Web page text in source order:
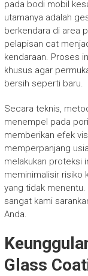
pada bodi mobil
utamanya adalah
berkendara di area
pelapisan cat
kendaraan. Proses
khusus agar
bersih seperti baru.
Secara teknis,
menempel pada
memberikan efek
memperpanjang
melakukan proteksi
meminimalisir risiko
yang tidak
sangat kami
Anda.
Glass